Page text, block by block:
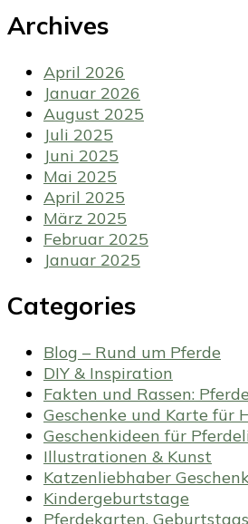
Archives
April 2026
Januar 2026
August 2025
Juli 2025
Juni 2025
Mai 2025
April 2025
März 2025
Februar 2025
Januar 2025
Categories
Blog – Rund um Pferde
DIY & Inspiration
Fakten und Rassen:
Geschenke und Karte für
Geschenkideen für
Illustrationen & Kunst
Katzenliebhaber
Kindergeburtstage
Pferdekarten,